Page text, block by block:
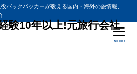
バックパッカーが教える国内・海外の旅情報、
験10年以上!元旅行会社
MENU